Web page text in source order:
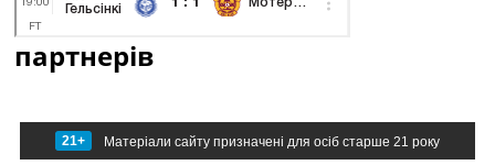
партнерів
21+ Матеріали сайту призначені для осіб старше 21 року